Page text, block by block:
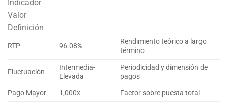
Indicador
Valor
Definición
RTP 96.08%
Rendimiento teórico a largo
término
Fluctuación
Intermedia-
Elevada
Periodicidad y dimensión de
pagos
Pago Mayor
1,000x
Factor sobre puesta total